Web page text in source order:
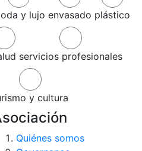
y lujo envasado plástico
servicios profesionales
y cultura
Quiénes somos